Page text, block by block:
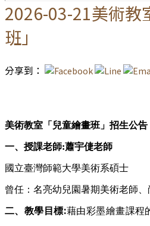
2026-03-21美術教
班」
分享到：
美術教室「兒童繪畫班」招生公告
一、授課老師:蕭宇倢老師
國立臺灣師範大學美術系碩士
曾任：名亮幼兒園暑期美術老師
二、教學目標:藉由彩墨繪畫課程